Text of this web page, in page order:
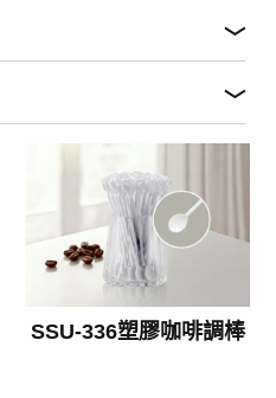
SSU-336塑膠咖啡調棒